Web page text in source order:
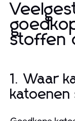
stoffen
1. Waar